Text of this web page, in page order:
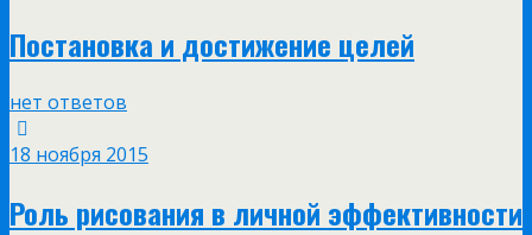
Постановка и достижение целей
нет ответов
18 ноября 2015
Роль рисования в личной эффективности